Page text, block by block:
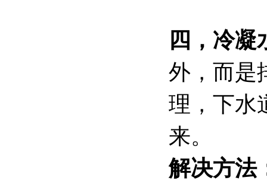
四，冷凝
外，而是
理，下水
来。
解决方法